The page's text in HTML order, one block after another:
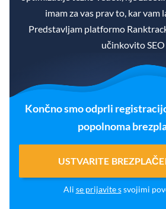
imam za vas prav to, kar vam
Predstavljam platformo
učinkovito SEO
Končno smo odprli
popolnoma
USTVARITE
Ali se prijavite ssvojimi